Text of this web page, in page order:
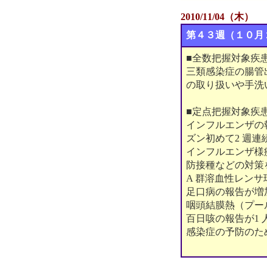
2010/11/04（木）
第４３週（１０月
■全数把握対象疾
三類感染症の腸
の取り扱いや手洗
■定点把握対象疾
インフルエンザ
ズン初めて2 週連
インフルエンザ
防接種などの対策
A 群溶血性レン
足口病の報告が増
咽頭結膜熱（プ
百日咳の報告が1
感染症の予防のた